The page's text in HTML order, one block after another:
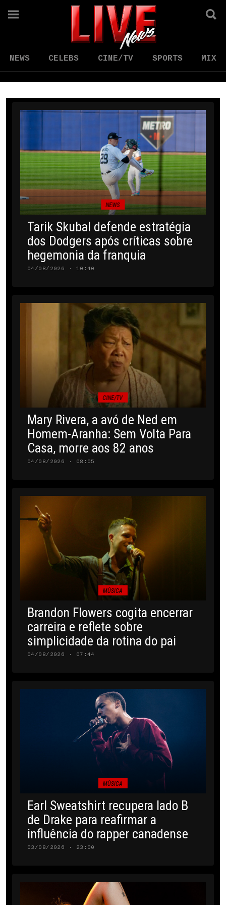
NEWS CELEBS CINE/TV SPORTS MIX
NEWS
Tarik Skubal defende estratégia
dos Dodgers após críticas sobre
hegemonia da franquia
04/08/2026 · 10:40
CINE/TV
Mary Rivera, a avó de Ned em
Homem-Aranha: Sem Volta Para
Casa, morre aos 82 anos
04/08/2026 · 08:05
MÚSICA
Brandon Flowers cogita encerrar
carreira e reflete sobre
simplicidade da rotina do pai
04/08/2026 · 07:44
MÚSICA
Earl Sweatshirt recupera lado B
de Drake para reafirmar a
influência do rapper canadense
03/08/2026 · 23:00